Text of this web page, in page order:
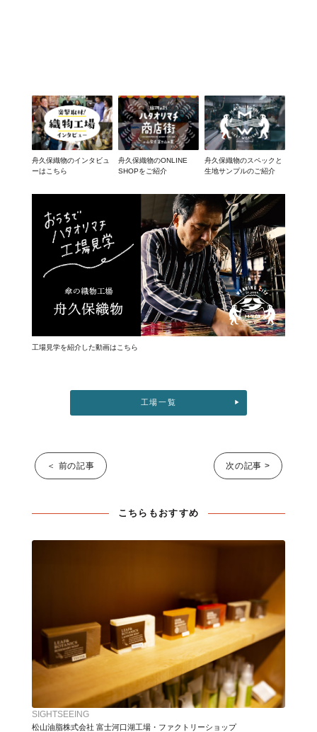
舟久保織物のインタビュ
ーはこちら
舟久保織物のONLINE
SHOPをご紹介
舟久保織物のスペックと
生地サンプルのご紹介
工場見学を紹介した動画はこちら
工場一覧
＜ 前の記事 次の記事 >
こちらもおすすめ
SIGHTSEEING
松山油脂株式会社 富士河口湖工場・ファクトリーショップ